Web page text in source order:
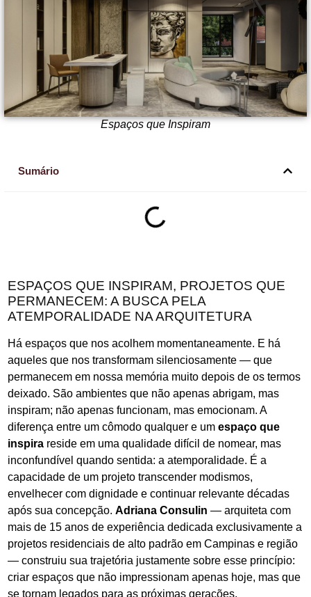
Espaços que Inspiram
Sumário
ESPAÇOS QUE INSPIRAM, PROJETOS QUE
PERMANECEM: A BUSCA PELA
ATEMPORALIDADE NA ARQUITETURA
Há espaços que nos acolhem momentaneamente. E há
aqueles que nos transformam silenciosamente — que
permanecem em nossa memória muito depois de os termos
deixado. São ambientes que não apenas abrigam, mas
inspiram; não apenas funcionam, mas emocionam. A
diferença entre um cômodo qualquer e um espaço que
inspira reside em uma qualidade difícil de nomear, mas
inconfundível quando sentida: a atemporalidade. É a
capacidade de um projeto transcender modismos,
envelhecer com dignidade e continuar relevante décadas
após sua concepção. Adriana Consulin — arquiteta com
mais de 15 anos de experiência dedicada exclusivamente a
projetos residenciais de alto padrão em Campinas e região
— construiu sua trajetória justamente sobre esse princípio:
criar espaços que não impressionam apenas hoje, mas que
se tornam legados para as próximas gerações.